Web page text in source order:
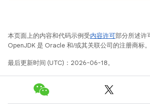
本页面上的内容和代码示例受内容许可部分所述许
OpenJDK 是 Oracle 和/或其关联公司的注册商标。
最后更新时间 (UTC)：2026-06-18。